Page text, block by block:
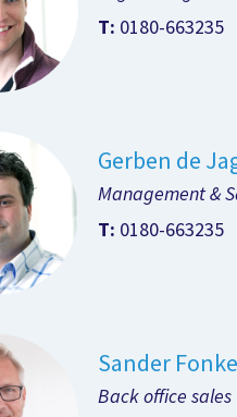
T: 0180-663235
Gerben de
Management &
T: 0180-663235
Sander
Back office sales